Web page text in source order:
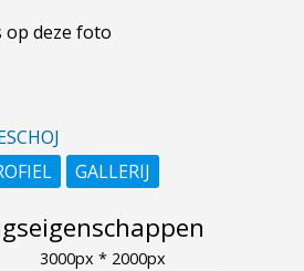
op deze foto
GALLERIJ
3000px * 2000px